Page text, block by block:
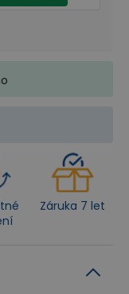
Záruka 7 let